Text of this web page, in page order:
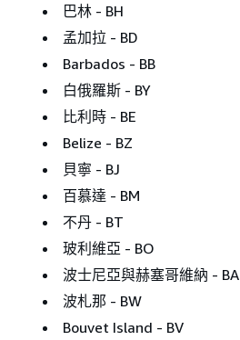
巴林 - BH
孟加拉 - BD
Barbados - BB
白俄羅斯 - BY
比利時 - BE
Belize - BZ
貝寧 - BJ
百慕達 - BM
不丹 - BT
玻利維亞 - BO
波士尼亞與赫塞哥維納 - BA
波札那 - BW
Bouvet Island - BV